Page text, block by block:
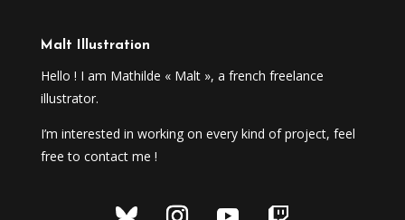
Malt Illustration
Hello ! I am Mathilde « Malt », a french freelance
illustrator.
I’m interested in working on every kind of project, feel
free to contact me !